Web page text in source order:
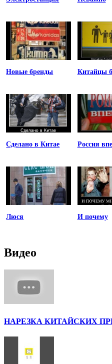
Новые бренды Китайцы
Сделано в Китае Россия
Люся И почему
Видео
НАРЕЗКА КИТАЙСКИХ